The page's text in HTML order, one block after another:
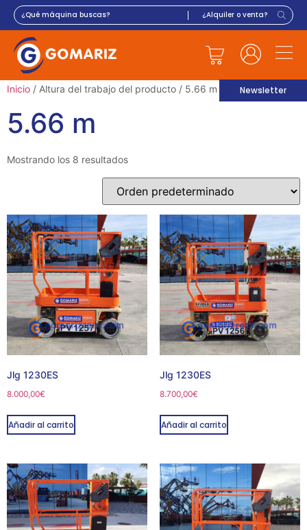
Newsletter
Inicio / Altura del trabajo del producto / 5.66 m
5.66 m
Mostrando los 8 resultados
Jlg 1230ES
8.000,00€
Añadir al carrito
Jlg 1230ES
8.700,00€
Añadir al carrito